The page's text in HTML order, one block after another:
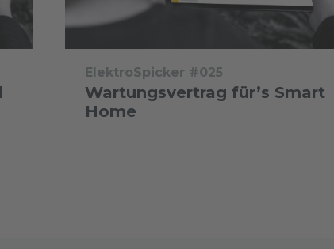
ElektroSpicker #025
Wartungsvertrag für’s Smart
Home